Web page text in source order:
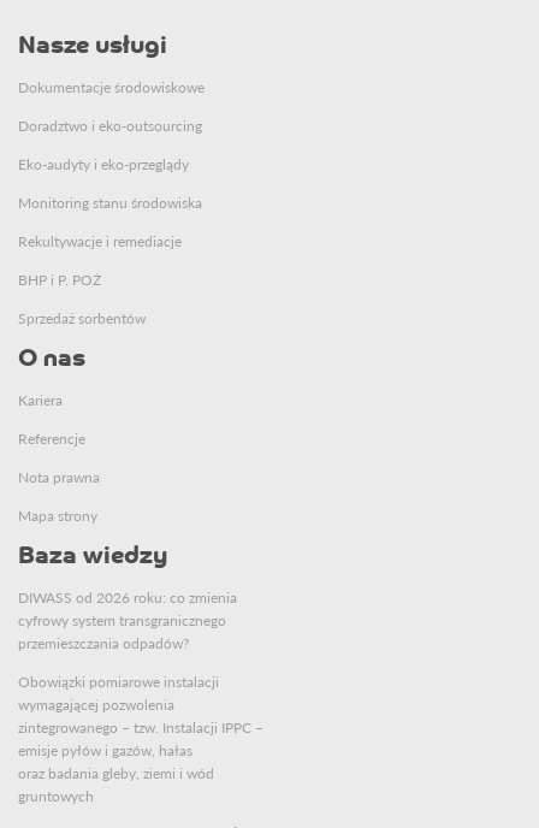
Nasze usługi
Dokumentacje środowiskowe
Doradztwo i eko-outsourcing
Eko-audyty i eko-przeglądy
Monitoring stanu środowiska
Rekultywacje i remediacje
BHP i P. POŻ
Sprzedaż sorbentów
O nas
Kariera
Referencje
Nota prawna
Mapa strony
Baza wiedzy
DIWASS od 2026 roku: co zmienia
cyfrowy system transgranicznego
przemieszczania odpadów?
Obowiązki pomiarowe instalacji
wymagającej pozwolenia
zintegrowanego – tzw. Instalacji IPPC –
emisje pyłów i gazów, hałas
oraz badania gleby, ziemi i wód
gruntowych